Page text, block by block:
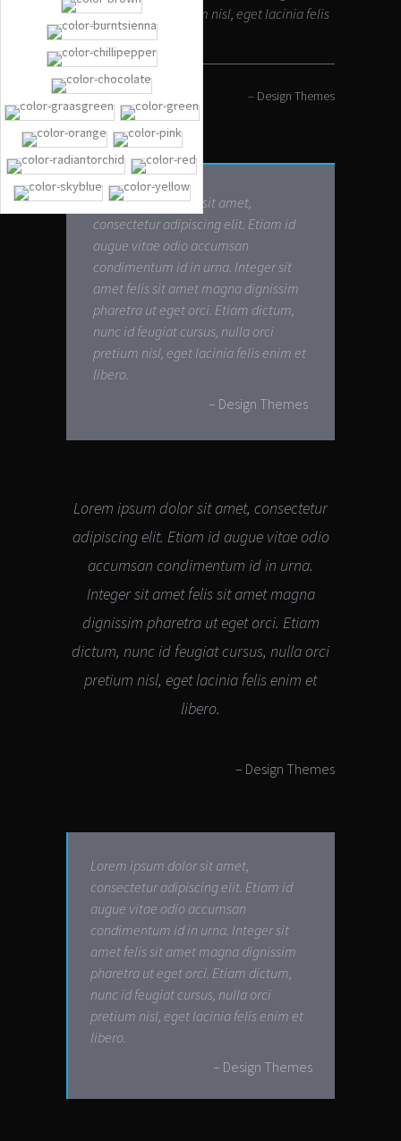
cursus, nulla orci pretium nisl, eget lacinia felis
enim et libero.
– Design Themes
Lorem ipsum dolor sit amet,
consectetur adipiscing elit. Etiam id
augue vitae odio accumsan
condimentum id in urna. Integer sit
amet felis sit amet magna dignissim
pharetra ut eget orci. Etiam dictum,
nunc id feugiat cursus, nulla orci
pretium nisl, eget lacinia felis enim et
libero.
– Design Themes
Lorem ipsum dolor sit amet, consectetur
adipiscing elit. Etiam id augue vitae odio
accumsan condimentum id in urna.
Integer sit amet felis sit amet magna
dignissim pharetra ut eget orci. Etiam
dictum, nunc id feugiat cursus, nulla orci
pretium nisl, eget lacinia felis enim et
libero.
– Design Themes
Lorem ipsum dolor sit amet,
consectetur adipiscing elit. Etiam id
augue vitae odio accumsan
condimentum id in urna. Integer sit
amet felis sit amet magna dignissim
pharetra ut eget orci. Etiam dictum,
nunc id feugiat cursus, nulla orci
pretium nisl, eget lacinia felis enim et
libero.
– Design Themes